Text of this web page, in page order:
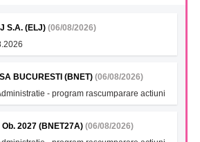
S.A. (ELJ) (06/08/2026)
BUCURESTI (BNET) (06/08/2026)
- program rascumparare actiuni
Ob. 2027 (BNET27A) (06/08/2026)